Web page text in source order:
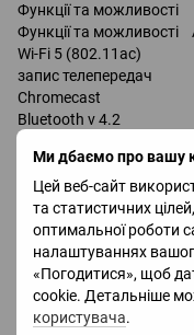
Ми дбаємо про вашу
Цей веб-сайт
та статистичних
оптимальної роботи
налаштуваннях
«Погодитися», щоб
cookie. Детальніше
користувача.
Функції та можливості
Функції та можливості
Wi-Fi 5 (802.11ac)
запис телепередач
Chromecast
Bluetooth v 4.2
керування голосом
Amazon
Alexa
Google Assistant
Роз'єми
Входи USB 2 шт
LAN